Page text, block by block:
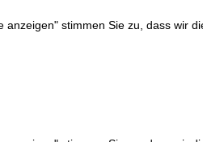
stimmen Sie zu, dass wir